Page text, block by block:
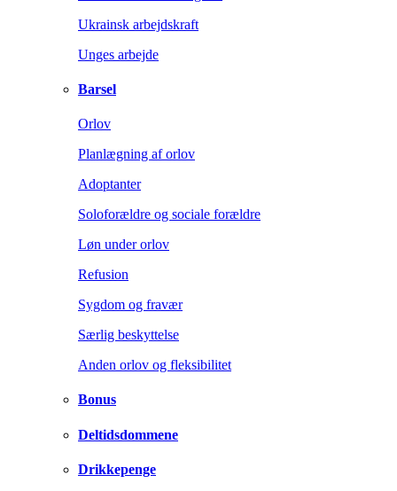
Ukrainsk arbejdskraft
Unges arbejde
Barsel
Orlov
Planlægning af orlov
Adoptanter
Soloforældre og sociale forældre
Løn under orlov
Refusion
Sygdom og fravær
Særlig beskyttelse
Anden orlov og fleksibilitet
Bonus
Deltidsdommene
Drikkepenge